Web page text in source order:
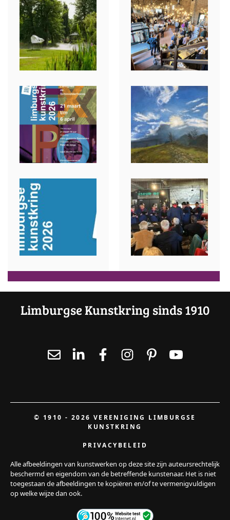
Limburgse Kunstkring sinds 1910
© 1910 - 2026 VERENIGING LIMBURGSE
KUNSTKRING
PRIVACYBELEID
Alle afbeeldingen van kunstwerken op deze site zijn auteursrechtelijk
beschermd en eigendom van de betreffende kunstenaar. Het is niet
toegestaan de afbeeldingen te kopiëren en/of te vermenigvuldigen
op welke wijze dan ook.